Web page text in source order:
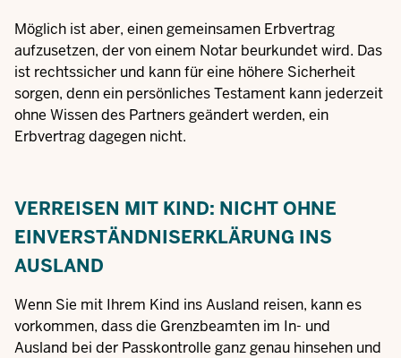
Möglich ist aber, einen gemeinsamen Erbvertrag
aufzusetzen, der von einem Notar beurkundet wird. Das
ist rechtssicher und kann für eine höhere Sicherheit
sorgen, denn ein persönliches Testament kann jederzeit
ohne Wissen des Partners geändert werden, ein
Erbvertrag dagegen nicht.
VERREISEN MIT KIND: NICHT OHNE
EINVERSTÄNDNISERKLÄRUNG INS
AUSLAND
Wenn Sie mit Ihrem Kind ins Ausland reisen, kann es
vorkommen, dass die Grenzbeamten im In- und
Ausland bei der Passkontrolle ganz genau hinsehen und